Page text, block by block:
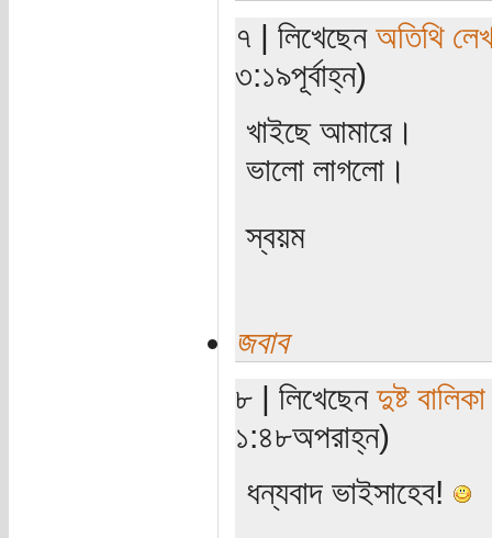
৭ | লিখেছেন অতিথি
৩:১৯পূর্বাহ্ন)
খাইছে আমারে।
ভালো লাগলো।
স্বয়ম
জবাব
৮ | লিখেছেনদুষ্ট বালিকা
১:৪৮অপরাহ্ন)
ধন্যবাদ ভাইসাহেব!